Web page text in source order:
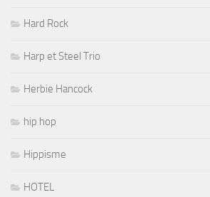
Hard Rock
Harp et Steel Trio
Herbie Hancock
hip hop
Hippisme
HOTEL